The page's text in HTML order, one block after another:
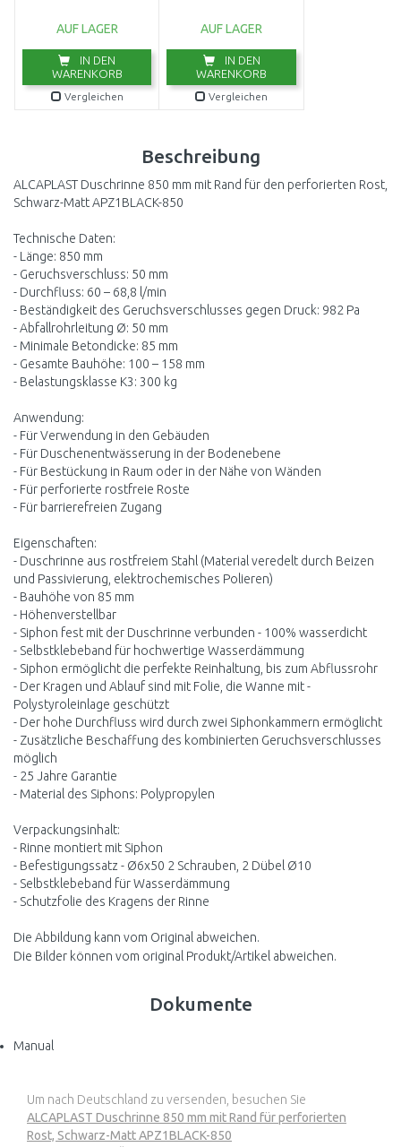
AUF LAGER
IN DEN
WARENKORB
Vergleichen
AUF LAGER
IN DEN
WARENKORB
Vergleichen
Beschreibung
ALCAPLAST Duschrinne 850 mm mit Rand für den perforierten Rost,
Schwarz-Matt APZ1BLACK-850
Technische Daten:
- Länge: 850 mm
- Geruchsverschluss: 50 mm
- Durchfluss: 60 – 68,8 l/min
- Beständigkeit des Geruchsverschlusses gegen Druck: 982 Pa
- Abfallrohrleitung Ø: 50 mm
- Minimale Betondicke: 85 mm
- Gesamte Bauhöhe: 100 – 158 mm
- Belastungsklasse K3: 300 kg
Anwendung:
- Für Verwendung in den Gebäuden
- Für Duschenentwässerung in der Bodenebene
- Für Bestückung in Raum oder in der Nähe von Wänden
- Für perforierte rostfreie Roste
- Für barrierefreien Zugang
Eigenschaften:
- Duschrinne aus rostfreiem Stahl (Material veredelt durch Beizen
und Passivierung, elektrochemisches Polieren)
- Bauhöhe von 85 mm
- Höhenverstellbar
- Siphon fest mit der Duschrinne verbunden - 100% wasserdicht
- Selbstklebeband für hochwertige Wasserdämmung
- Siphon ermöglicht die perfekte Reinhaltung, bis zum Abflussrohr
- Der Kragen und Ablauf sind mit Folie, die Wanne mit -
Polystyroleinlage geschützt
- Der hohe Durchfluss wird durch zwei Siphonkammern ermöglicht
- Zusätzliche Beschaffung des kombinierten Geruchsverschlusses
möglich
- 25 Jahre Garantie
- Material des Siphons: Polypropylen
Verpackungsinhalt:
- Rinne montiert mit Siphon
- Befestigungssatz - Ø6x50 2 Schrauben, 2 Dübel Ø10
- Selbstklebeband für Wasserdämmung
- Schutzfolie des Kragens der Rinne
Die Abbildung kann vom Original abweichen.
Die Bilder können vom original Produkt/Artikel abweichen.
Dokumente
Manual
Um nach Deutschland zu versenden, besuchen Sie
ALCAPLAST Duschrinne 850 mm mit Rand für perforierten
Rost, Schwarz-Matt APZ1BLACK-850